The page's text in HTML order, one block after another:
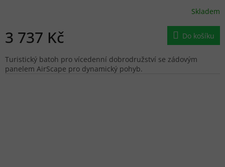
Skladem
3 737 Kč Do košíku
Turistický batoh pro vícedenní dobrodružství se zádovým
panelem AirScape pro dynamický pohyb.